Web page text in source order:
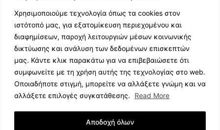
Χρησιμοποιούμε τεχνολογία όπως τα cookies στον
ιστότοπό μας, για εξατομίκευση περιεχομένου και
διαφημίσεων, παροχή λειτουργιών μέσων κοινωνικής
δικτύωσης και ανάλυση των δεδομένων επισκεπτών
μας. Κάντε κλικ παρακάτω για να επιβεβαιώσετε ότι
συμφωνείτε με τη χρήση αυτής της τεχνολογίας στο web.
Οποιαδήποτε στιγμή, μπορείτε να αλλάξετε γνώμη και να
αλλάξετε επιλογές συγκατάθεσης.
Read More
Αποδοχή όλων
ΕΛΛΗΝΙΚΗ ΜΟΥΣΙΚΗ
TV SHOWS
EVENTS
ΘΕΑΤΡΟ
ΔΙΑΓΩΝΙΣΜΟΙ
STOA CULTURA